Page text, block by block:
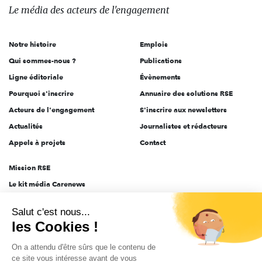
des
l'engagement
Le média des acteurs de l'engagement
Notre histoire
Qui sommes-nous ?
Ligne éditoriale
Pourquoi s'inscrire
Acteurs de l'engagement
Actualités
Appels à projets
Emplois
Publications
Évènements
Annuaire des solutions RSE
S'inscrire aux newsletters
Journalistes et rédacteurs
Contact
Mission RSE
Le kit média Carenews
AEF info
Novethic
PRODURABLE
Salut c'est nous...
les Cookies !
On a attendu d'être sûrs que le contenu de
ce site vous intéresse avant de vous